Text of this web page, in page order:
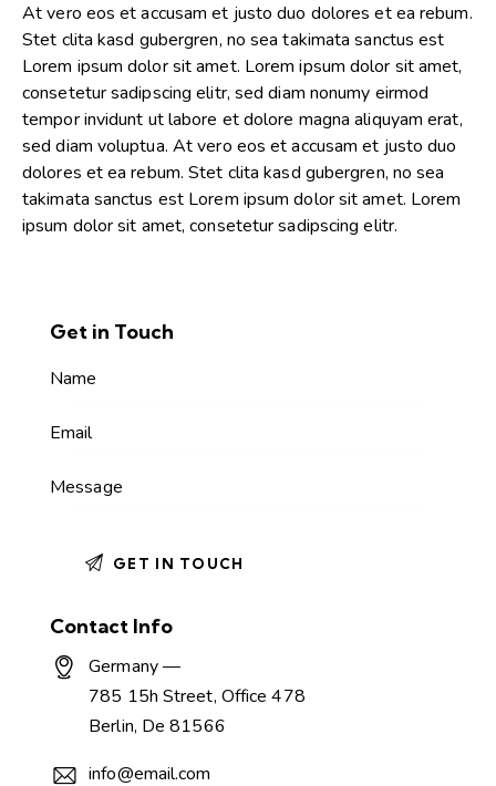
At vero eos et accusam et justo duo dolores et ea rebum.
Stet clita kasd gubergren, no sea takimata sanctus est
Lorem ipsum dolor sit amet. Lorem ipsum dolor sit amet,
consetetur sadipscing elitr, sed diam nonumy eirmod
tempor invidunt ut labore et dolore magna aliquyam erat,
sed diam voluptua. At vero eos et accusam et justo duo
dolores et ea rebum. Stet clita kasd gubergren, no sea
takimata sanctus est Lorem ipsum dolor sit amet. Lorem
ipsum dolor sit amet, consetetur sadipscing elitr.
Get in Touch
Contact Info
Germany —
785 15h Street, Office 478
Berlin, De 81566
info@email.com